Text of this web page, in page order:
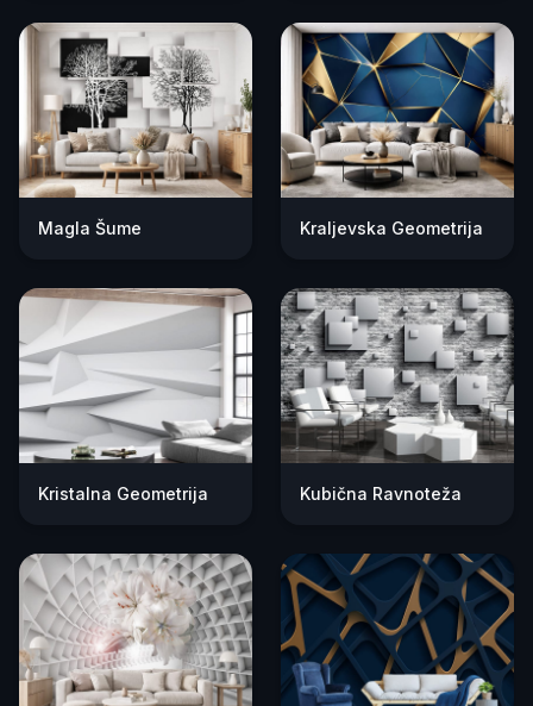
Magla Šume Kraljevska Geometrija
Kristalna Geometrija Kubična Ravnoteža